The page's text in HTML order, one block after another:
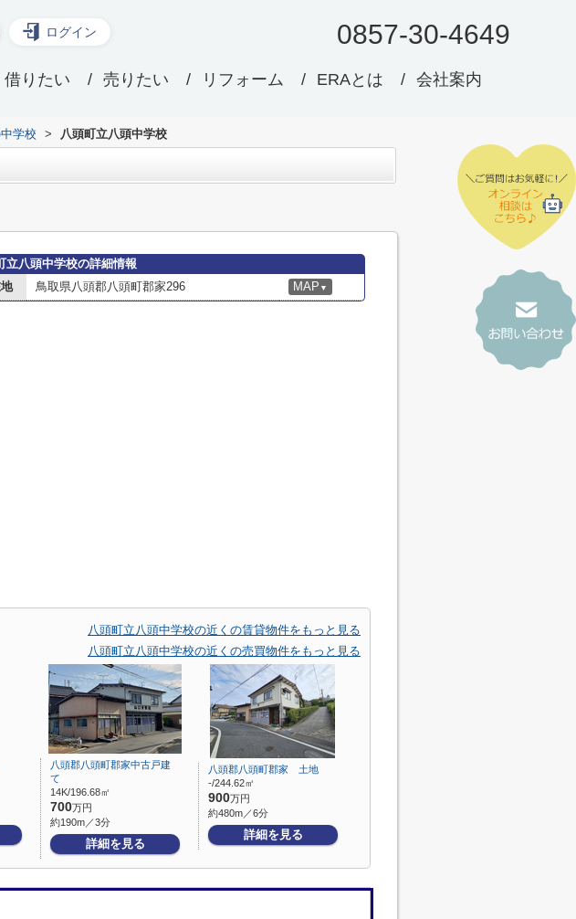
ログイン 0857-30-4649
借りたい 売りたい リフォーム ERAとは 会社案内
学校 > 八頭町立八頭中学校
立八頭中学校の詳細情報
鳥取県八頭郡八頭町郡家296 MAP ▼
八頭町立八頭中学校の近くの賃貸物件をもっと見る
八頭町立八頭中学校の近くの売買物件をもっと見る
八頭郡八頭町郡家中古戸建
て
14K/196.68㎡
700万円
約190m／3分
詳細を見る
八頭郡八頭町郡家 土地
-/244.62㎡
900万円
約480m／6分
詳細を見る